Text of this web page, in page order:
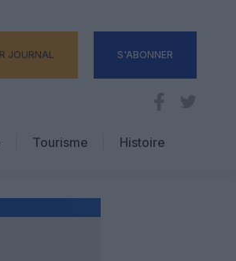
JOURNAL S'ABONNER
Tourisme
Hôtellerie
Histoire